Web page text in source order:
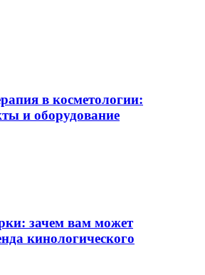
в косметологии:
и оборудование
зачем вам может
кинологического